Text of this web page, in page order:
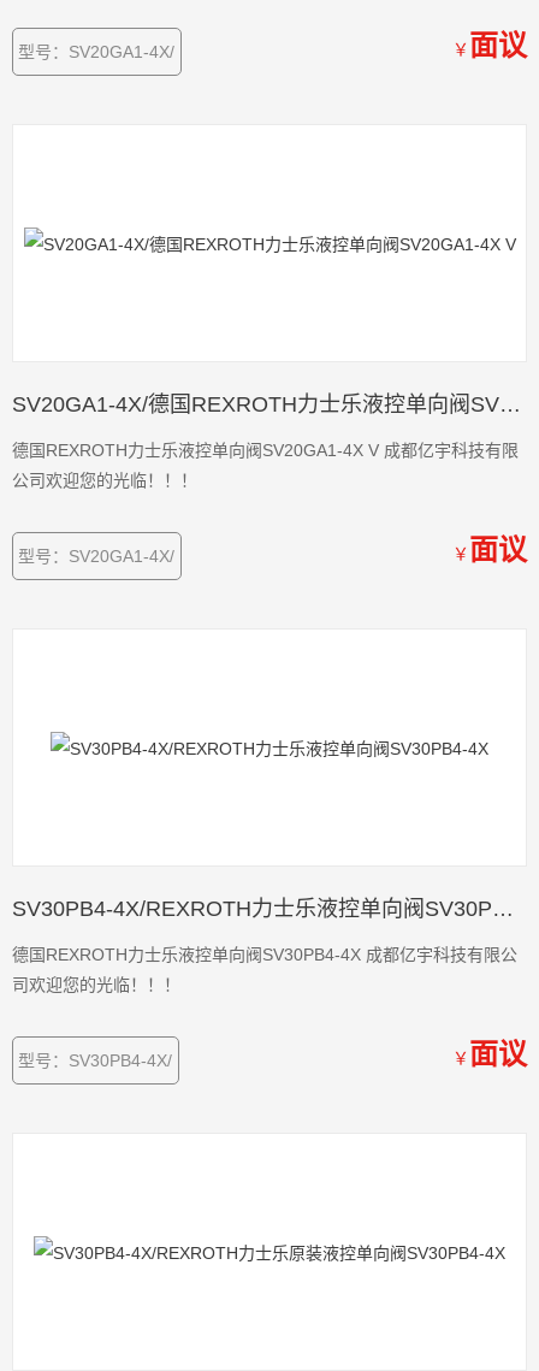
型号：SV20GA1-4X/ ￥ 面议
SV20GA1-4X/德国REXROTH力士乐液控单向阀SV20GA1-4X V
德国REXROTH力士乐液控单向阀SV20GA1-4X V 成都亿宇科技有限
公司欢迎您的光临！！！
型号：SV20GA1-4X/ ￥ 面议
SV30PB4-4X/REXROTH力士乐液控单向阀SV30PB4-4X
德国REXROTH力士乐液控单向阀SV30PB4-4X 成都亿宇科技有限公
司欢迎您的光临！！！
型号：SV30PB4-4X/ ￥ 面议